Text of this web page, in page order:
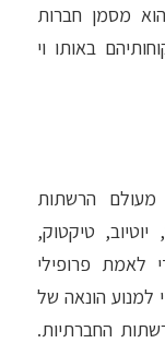
מסמן חברות
באותו וי
הרשתות
טיקטוק,
לאמת פרופילי
למנוע הונאה של
החברתיות.